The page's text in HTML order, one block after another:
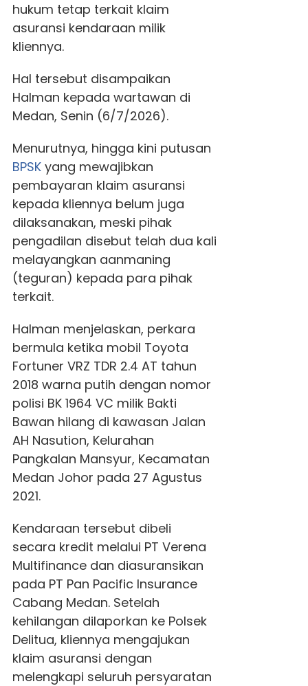
hukum tetap terkait klaim
asuransi kendaraan milik
kliennya.
Hal tersebut disampaikan
Halman kepada wartawan di
Medan, Senin (6/7/2026).
Menurutnya, hingga kini putusan
BPSKyang mewajibkan
pembayaran klaim asuransi
kepada kliennya belum juga
dilaksanakan, meski pihak
pengadilan disebut telah dua kali
melayangkan aanmaning
(teguran) kepada para pihak
terkait.
Halman menjelaskan, perkara
bermula ketika mobil Toyota
Fortuner VRZ TDR 2.4 AT tahun
2018 warna putih dengan nomor
polisi BK 1964 VC milik Bakti
Bawan hilang di kawasan Jalan
AH Nasution, Kelurahan
Pangkalan Mansyur, Kecamatan
Medan Johor pada 27 Agustus
2021.
Kendaraan tersebut dibeli
secara kredit melalui PT Verena
Multifinance dan diasuransikan
pada PT Pan Pacific Insurance
Cabang Medan. Setelah
kehilangan dilaporkan ke Polsek
Delitua, kliennya mengajukan
klaim asuransi dengan
melengkapi seluruh persyaratan